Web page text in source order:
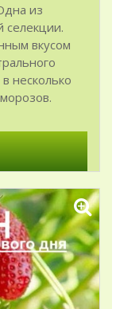
из
селекции.
вкусом
несколько